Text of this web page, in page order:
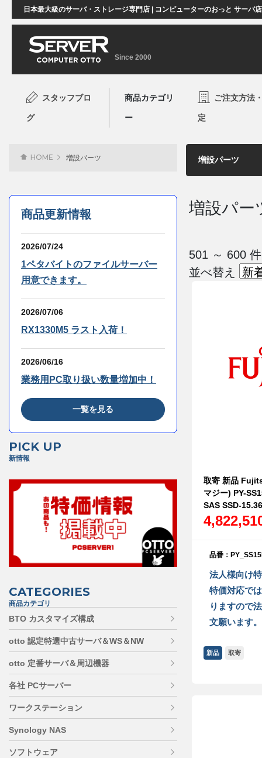
日本最大級のサーバ・ストレージ専門店 | コンピューターのおっと サーバ
Since 2000
スタッフブロ
グ
商品カテゴリ
ー
ご注文方法
定
増設パー
501 ～ 600
並べ替え
取寄 新品
マジー) PY-
SAS SSD-
品番：
法人様向け
特価対応で
りますので
文願います。
新品 取寄
HOME 増設パーツ
商品更新情報
2026/07/24
1ペタバイトのファイルサーバー
用意できます。
2026/07/06
RX1330M5 ラスト入荷！
2026/06/16
業務用PC取り扱い数量増加中！
一覧を見る
PICK UP
新情報
CATEGORIES
商品カテゴリ
BTO カスタマイズ構成
otto 認定特選中古サーバ＆WS＆NW
otto 定番サーバ＆周辺機器
各社 PCサーバー
ワークステーション
Synology NAS
ソフトウェア